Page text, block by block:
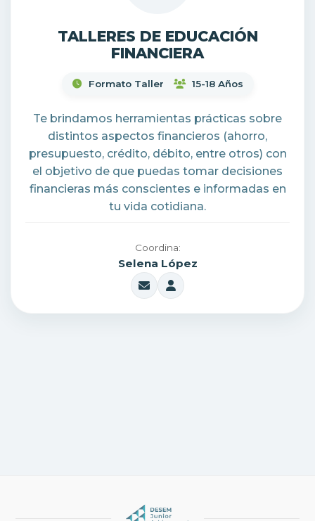
TALLERES DE EDUCACIÓN
FINANCIERA
Formato Taller 15-18 Años
Te brindamos herramientas prácticas sobre
distintos aspectos financieros (ahorro,
presupuesto, crédito, débito, entre otros) con
el objetivo de que puedas tomar decisiones
financieras más conscientes e informadas en
tu vida cotidiana.
Coordina:
Selena López